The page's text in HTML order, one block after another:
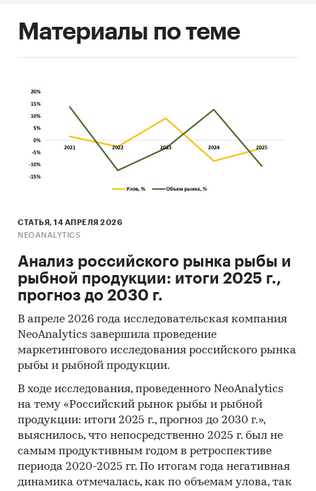
Материалы по теме
СТАТЬЯ, 14 АПРЕЛЯ 2026
NEOANALYTICS
Анализ российского рынка рыбы и
рыбной продукции: итоги 2025 г.,
прогноз до 2030 г.
В апреле 2026 года исследовательская компания
NeoAnalytics завершила проведение
маркетингового исследования российского рынка
рыбы и рыбной продукции.
В ходе исследования, проведенного NeoAnalytics
на тему «Российский рынок рыбы и рыбной
продукции: итоги 2025 г., прогноз до 2030 г.»,
выяснилось, что непосредственно 2025 г. был не
самым продуктивным годом в ретроспективе
периода 2020-2025 гг. По итогам года негативная
динамика отмечалась, как по объемам улова, так